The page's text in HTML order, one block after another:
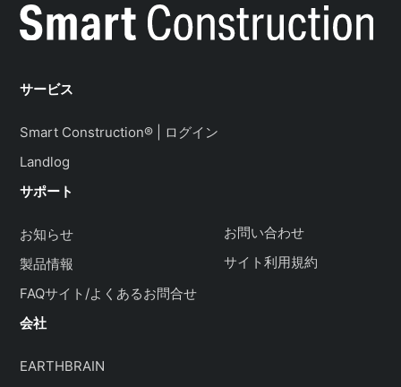
サービス
Smart Construction® | ログイン
Landlog
サポート
お知らせ
製品情報
FAQサイト/よくあるお問合せ
お問い合わせ
サイト利用規約
会社
EARTHBRAIN